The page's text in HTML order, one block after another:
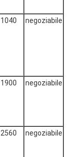
1040 negoziabile
1900 negoziabile
2560 negoziabile